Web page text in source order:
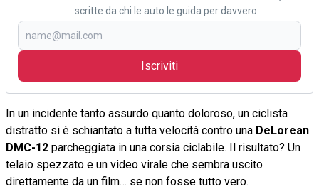
scritte da chi le auto le guida per davvero.
Iscriviti
In un incidente tanto assurdo quanto doloroso, un ciclista
distratto si è schiantato a tutta velocità contro una DeLorean
DMC-12 parcheggiata in una corsia ciclabile. Il risultato? Un
telaio spezzato e un video virale che sembra uscito
direttamente da un film… se non fosse tutto vero.